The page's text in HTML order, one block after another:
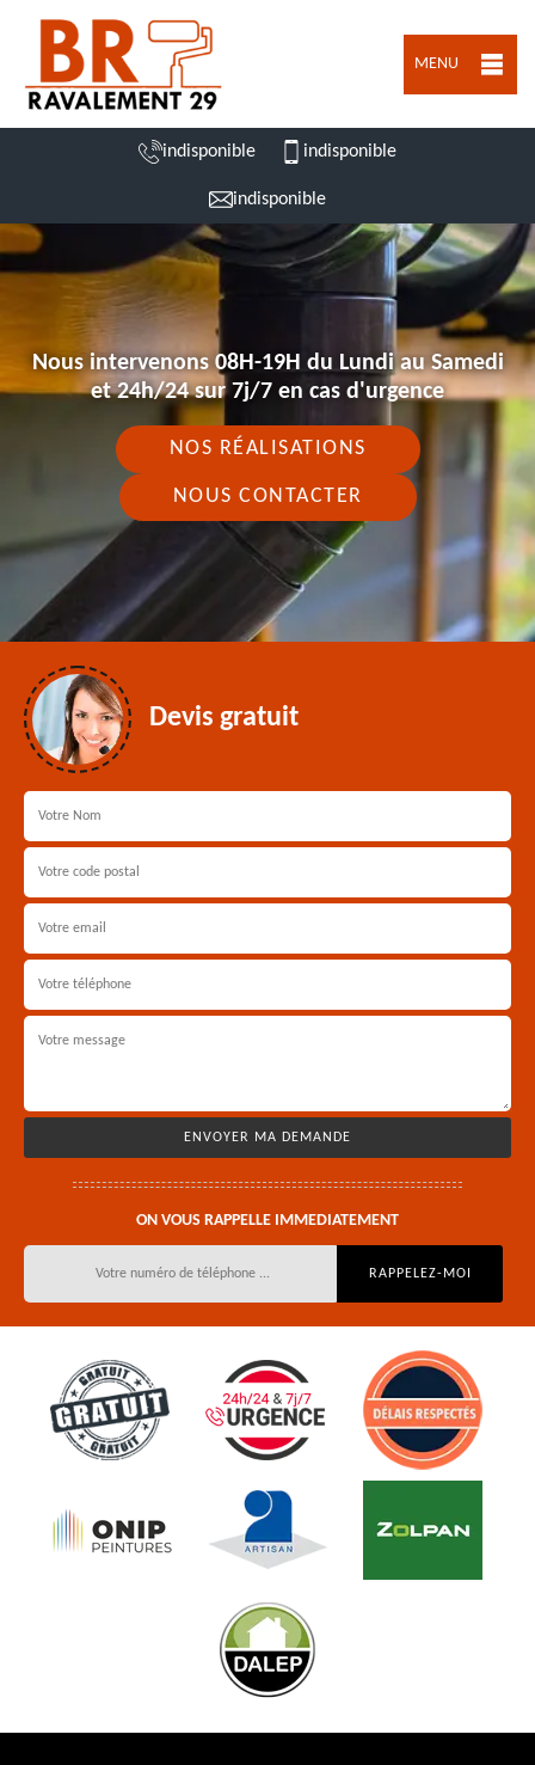
MENU
indisponible indisponible
indisponible
Nous intervenons 08H-19H du Lundi au Samedi
et 24h/24 sur 7j/7 en cas d'urgence
NOS RÉALISATIONS
NOUS CONTACTER
Devis gratuit
ON VOUS RAPPELLE IMMEDIATEMENT